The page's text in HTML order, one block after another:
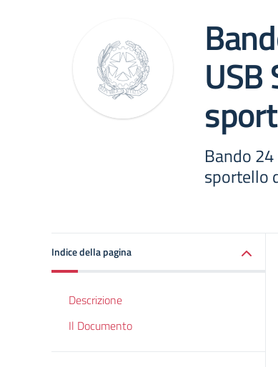
USB
Bando 24
sportello
Indice della pagina
Descrizione
Il Documento